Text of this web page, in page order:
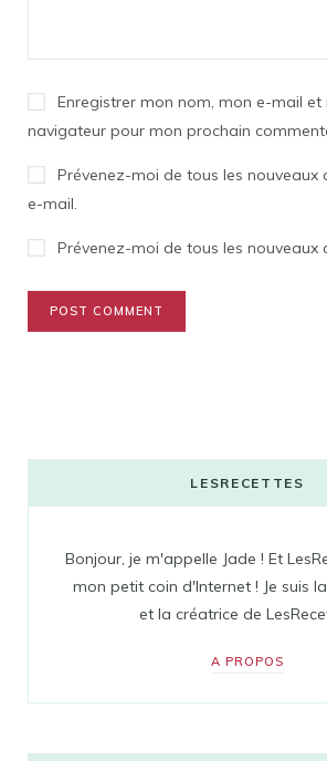
Enregistrer mon nom, mon e-mail et
navigateur pour mon prochain
Prévenez-moi de tous les nouveaux
e-mail.
Prévenez-moi de tous les nouveaux
LESRECETTES
Bonjour, je m'appelle Jade ! Et
mon petit coin d'Internet ! Je suis
et la créatrice de
A PROPOS